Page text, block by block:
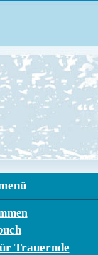
Trauernde